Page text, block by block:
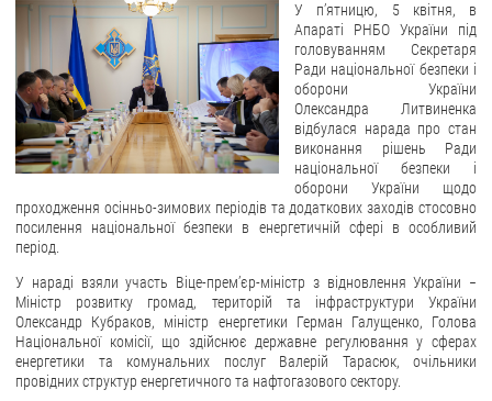
Drone Deals
Фотогалерея
Відеогалерея
Звернення громадян
Електронне звернення
ДОСТУП ДО ПУБЛІЧНОЇ ІНФОРМАЦІЇ
Організація доступу до публічної інформації
Запит на отримання публічної інформації
У п’ятницю, 5 квітня, в
Апараті РНБО України під
головуванням Секретаря
Ради національної безпеки і
оборони України
Олександра Литвиненка
відбулася нарада про стан
виконання рішень Ради
національної безпеки і
оборони України щодо
проходження осінньо-зимових періодів та додаткових заходів стосовно
посилення національної безпеки в енергетичній сфері в особливий
період.
У нараді взяли участь Віце-прем’єр-міністр з відновлення України −
Міністр розвитку громад, територій та інфраструктури України
Олександр Кубраков, міністр енергетики Герман Галущенко, Голова
Національної комісії, що здійснює державне регулювання у сферах
енергетики та комунальних послуг Валерій Тарасюк, очільники
провідних структур енергетичного та нафтогазового сектору.